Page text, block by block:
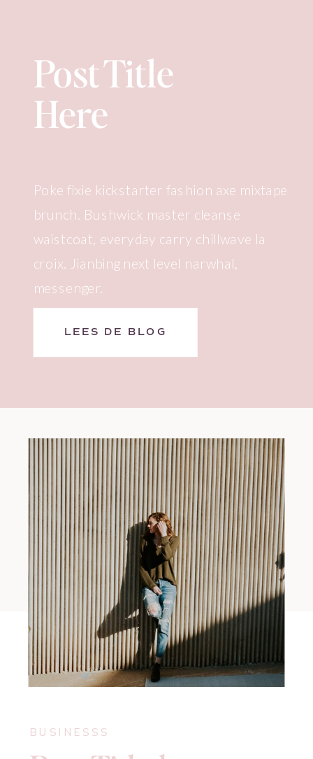
Post Title
Here
Poke fixie kickstarter fashion axe mixtape
brunch. Bushwick master cleanse
waistcoat, everyday carry chillwave la
croix. Jianbing next level narwhal,
messenger.
LEES DE BLOG
BUSINESSS